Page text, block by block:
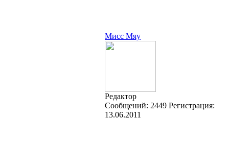
Мисс Мяу
Редактор
Cообщений: 2449 Регистрация:
13.06.2011